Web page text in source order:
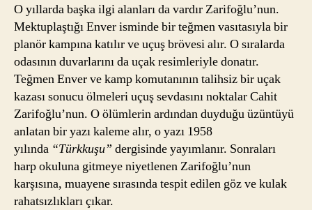
O yıllarda başka ilgi alanları da vardır Zarifoğlu’nun.
Mektuplaştığı Enver isminde bir teğmen vasıtasıyla bir
planör kampına katılır ve uçuş brövesi alır. O sıralarda
odasının duvarlarını da uçak resimleriyle donatır.
Teğmen Enver ve kamp komutanının talihsiz bir uçak
kazası sonucu ölmeleri uçuş sevdasını noktalar Cahit
Zarifoğlu’nun. O ölümlerin ardından duyduğu üzüntüyü
anlatan bir yazı kaleme alır, o yazı 1958
yılında “Türkkuşu” dergisinde yayımlanır. Sonraları
harp okuluna gitmeye niyetlenen Zarifoğlu’nun
karşısına, muayene sırasında tespit edilen göz ve kulak
rahatsızlıkları çıkar.